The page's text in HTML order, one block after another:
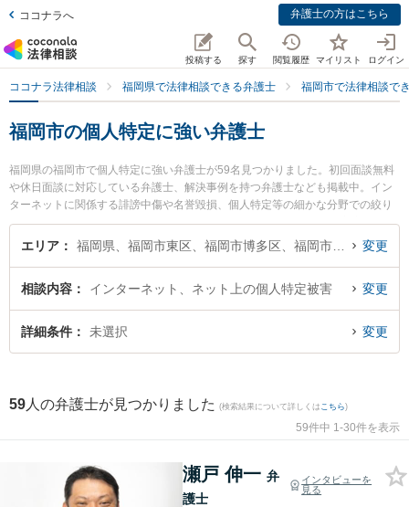
ココナラへ 弁護士の方はこちら
投稿する 探す 閲覧履歴 マイリスト ログイン
ココナラ法律相談 福岡県で法律相談できる弁護士 福岡市で法律相談で
福岡市の個人特定に強い弁護士
福岡県の福岡市で個人特定に強い弁護士が59名見つかりました。初回面談無料
や休日面談に対応している弁護士、解決事例を持つ弁護士なども掲載中。イン
ターネットに関係する誹謗中傷や名誉毀損、個人特定等の細かな分野での絞り
込み検索もでき便利です。特に瀬戸法律事務所の瀬戸 伸一弁護士や富永法律事
務所の富永 慎太朗弁護士、尾畠・山室法律事務所の山室 卓也弁護士のプロフィ
トラブル解決の実績豊富な近くの弁護士を検索したい』『初回相談無料で個人
特定を法律相談できる福岡市内の弁護士に相談予約したい』などでお困りの相
談者さんにおすすめです。
エリア 変更
相談内容 インターネット、ネット上の個人特定被害 変更
詳細条件 未選択 変更
59 人の弁護士が見つかりました (検索結果について詳しくは こちら)
59件中 1-30件を表示
瀬戸 伸一 弁
護士
インタビューを
見る